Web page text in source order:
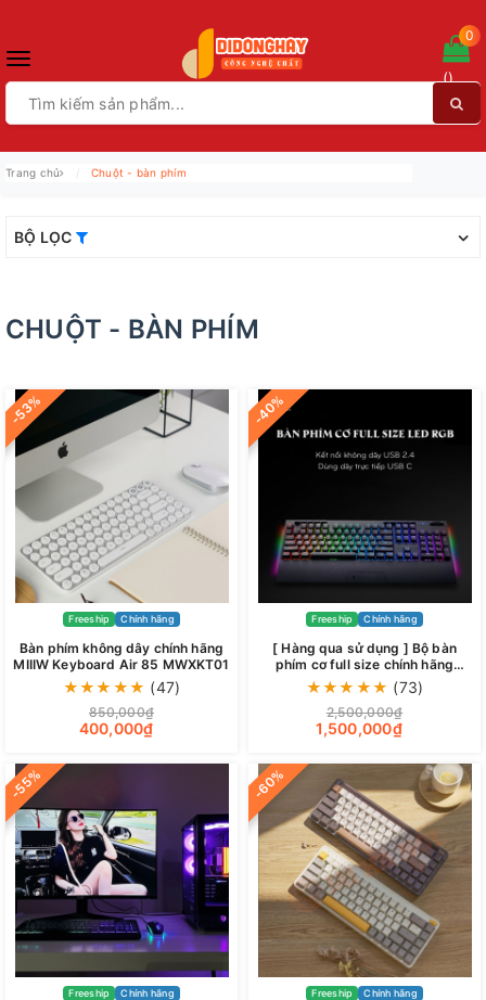
Toggle
navigation
(
0
)
Trang chủ Chuột - bàn phím
BỘ LỌC
CHUỘT - BÀN PHÍM
-53%
Freeship Chính hãng
Bàn phím không dây chính hãng
MIIIW Keyboard Air 85 MWXKT01
★★★ ★★ (47)
850,000₫
400,000₫
-40%
Freeship Chính hãng
[ Hàng qua sử dụng ] Bộ bàn
phím cơ full size chính hãng
ThundeRobot KL6104
★★★ ★★ (73)
2,500,000₫
1,500,000₫
-55%
Freeship Chính hãng
-60%
Freeship Chính hãng